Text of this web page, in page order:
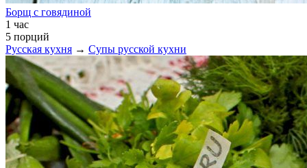
Борщ с говядиной
1 час
5 порций
Русская кухня → Супы русской кухни